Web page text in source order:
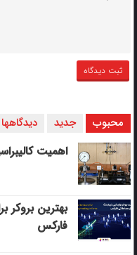
محبوب جدید دیدگاهها
اهمیت
بهترین بروکر
فارکس